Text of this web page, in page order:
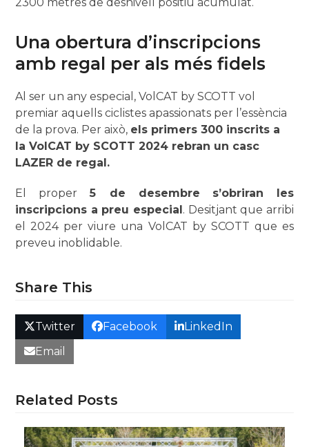
Una obertura d’inscripcions
amb regal per als més fidels
Al ser un any especial, VolCAT by SCOTT vol
premiar aquells ciclistes apassionats per l’essència
de la prova. Per això, els primers 300 inscrits a
la VolCAT by SCOTT 2024 rebran un casc
LAZER de regal.
El proper5 de desembre
s’obriran les
inscripcions a preu especial. Desitjant que arribi
el 2024 per viure una VolCAT by SCOTT que es
preveu inoblidable.
Share This
Twitter Facebook
LinkedIn
Email
Related Posts